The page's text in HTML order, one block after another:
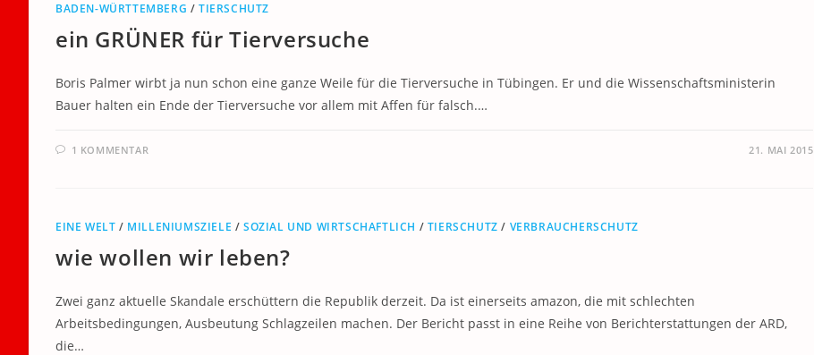
BADEN-WÜRTTEMBERG /TIERSCHUTZ
ein GRÜNER für Tierversuche
Boris Palmer wirbt ja nun schon eine ganze Weile für die Tierversuche in Tübingen. Er und die Wissenschaftsministerin
Bauer halten ein Ende der Tierversuche vor allem mit Affen für falsch.…
1 KOMMENTAR 21. MAI 2015
EINE WELT / MILLENIUMSZIELE /SOZIAL UND WIRTSCHAFTLICH / TIERSCHUTZ / VERBRAUCHERSCHUTZ
wie wollen wir leben?
Zwei ganz aktuelle Skandale erschüttern die Republik derzeit. Da ist einerseits amazon, die mit schlechten
Arbeitsbedingungen, Ausbeutung Schlagzeilen machen. Der Bericht passt in eine Reihe von Berichterstattungen der ARD,
die…